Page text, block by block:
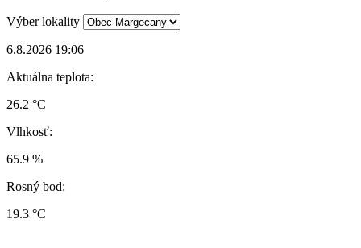
Výber lokality
6.8.2026 19:06
Aktuálna teplota:
26.2 °C
Vlhkosť:
65.9 %
Rosný bod:
19.3 °C